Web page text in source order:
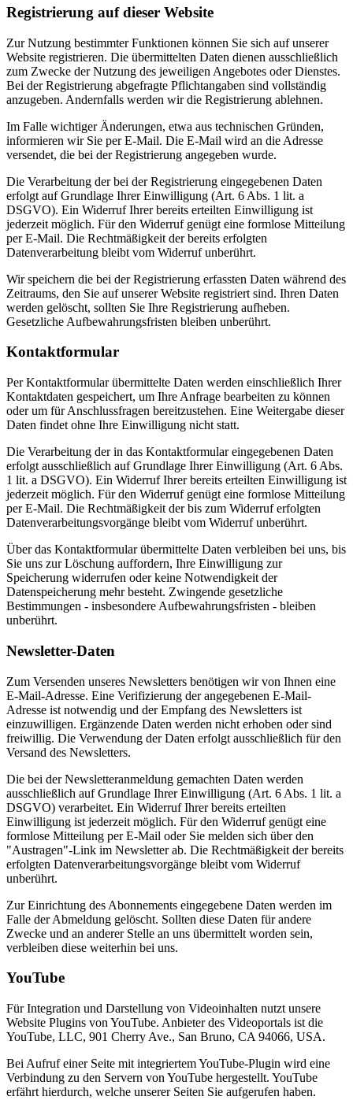
Registrierung auf dieser Website
Zur Nutzung bestimmter Funktionen können Sie sich auf unserer
Website registrieren. Die übermittelten Daten dienen ausschließlich
zum Zwecke der Nutzung des jeweiligen Angebotes oder Dienstes.
Bei der Registrierung abgefragte Pflichtangaben sind vollständig
anzugeben. Andernfalls werden wir die Registrierung ablehnen.
Im Falle wichtiger Änderungen, etwa aus technischen Gründen,
informieren wir Sie per E-Mail. Die E-Mail wird an die Adresse
versendet, die bei der Registrierung angegeben wurde.
Die Verarbeitung der bei der Registrierung eingegebenen Daten
erfolgt auf Grundlage Ihrer Einwilligung (Art. 6 Abs. 1 lit. a
DSGVO). Ein Widerruf Ihrer bereits erteilten Einwilligung ist
jederzeit möglich. Für den Widerruf genügt eine formlose Mitteilung
per E-Mail. Die Rechtmäßigkeit der bereits erfolgten
Datenverarbeitung bleibt vom Widerruf unberührt.
Wir speichern die bei der Registrierung erfassten Daten während des
Zeitraums, den Sie auf unserer Website registriert sind. Ihren Daten
werden gelöscht, sollten Sie Ihre Registrierung aufheben.
Gesetzliche Aufbewahrungsfristen bleiben unberührt.
Kontaktformular
Per Kontaktformular übermittelte Daten werden einschließlich Ihrer
Kontaktdaten gespeichert, um Ihre Anfrage bearbeiten zu können
oder um für Anschlussfragen bereitzustehen. Eine Weitergabe dieser
Daten findet ohne Ihre Einwilligung nicht statt.
Die Verarbeitung der in das Kontaktformular eingegebenen Daten
erfolgt ausschließlich auf Grundlage Ihrer Einwilligung (Art. 6 Abs.
1 lit. a DSGVO). Ein Widerruf Ihrer bereits erteilten Einwilligung ist
jederzeit möglich. Für den Widerruf genügt eine formlose Mitteilung
per E-Mail. Die Rechtmäßigkeit der bis zum Widerruf erfolgten
Datenverarbeitungsvorgänge bleibt vom Widerruf unberührt.
Über das Kontaktformular übermittelte Daten verbleiben bei uns, bis
Sie uns zur Löschung auffordern, Ihre Einwilligung zur
Speicherung widerrufen oder keine Notwendigkeit der
Datenspeicherung mehr besteht. Zwingende gesetzliche
Bestimmungen - insbesondere Aufbewahrungsfristen - bleiben
unberührt.
Newsletter-Daten
Zum Versenden unseres Newsletters benötigen wir von Ihnen eine
E-Mail-Adresse. Eine Verifizierung der angegebenen E-Mail-
Adresse ist notwendig und der Empfang des Newsletters ist
einzuwilligen. Ergänzende Daten werden nicht erhoben oder sind
freiwillig. Die Verwendung der Daten erfolgt ausschließlich für den
Versand des Newsletters.
Die bei der Newsletteranmeldung gemachten Daten werden
ausschließlich auf Grundlage Ihrer Einwilligung (Art. 6 Abs. 1 lit. a
DSGVO) verarbeitet. Ein Widerruf Ihrer bereits erteilten
Einwilligung ist jederzeit möglich. Für den Widerruf genügt eine
formlose Mitteilung per E-Mail oder Sie melden sich über den
"Austragen"-Link im Newsletter ab. Die Rechtmäßigkeit der bereits
erfolgten Datenverarbeitungsvorgänge bleibt vom Widerruf
unberührt.
Zur Einrichtung des Abonnements eingegebene Daten werden im
Falle der Abmeldung gelöscht. Sollten diese Daten für andere
Zwecke und an anderer Stelle an uns übermittelt worden sein,
verbleiben diese weiterhin bei uns.
YouTube
Für Integration und Darstellung von Videoinhalten nutzt unsere
Website Plugins von YouTube. Anbieter des Videoportals ist die
YouTube, LLC, 901 Cherry Ave., San Bruno, CA 94066, USA.
Bei Aufruf einer Seite mit integriertem YouTube-Plugin wird eine
Verbindung zu den Servern von YouTube hergestellt. YouTube
erfährt hierdurch, welche unserer Seiten Sie aufgerufen haben.